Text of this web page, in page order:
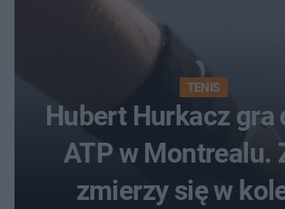
TENIS
Hubert Hurkacz gra
ATP w Montrealu.
zmierzy się w